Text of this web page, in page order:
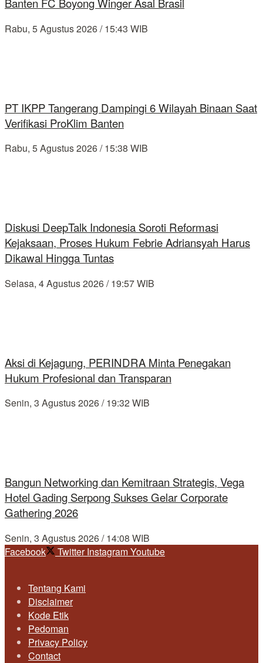
Banten FC Boyong Winger Asal Brasil
Rabu, 5 Agustus 2026 / 15:43 WIB
PT IKPP Tangerang Dampingi 6 Wilayah Binaan Saat
Verifikasi ProKlim Banten
Rabu, 5 Agustus 2026 / 15:38 WIB
Diskusi DeepTalk Indonesia Soroti Reformasi
Kejaksaan, Proses Hukum Febrie Adriansyah Harus
Dikawal Hingga Tuntas
Selasa, 4 Agustus 2026 / 19:57 WIB
Aksi di Kejagung, PERINDRA Minta Penegakan
Hukum Profesional dan Transparan
Senin, 3 Agustus 2026 / 19:32 WIB
Bangun Networking dan Kemitraan Strategis, Vega
Hotel Gading Serpong Sukses Gelar Corporate
Gathering 2026
Senin, 3 Agustus 2026 / 14:08 WIB
Facebook
Twitter InstagramYoutube
Tentang Kami
Disclaimer
Kode Etik
Pedoman
Privacy Policy
Contact